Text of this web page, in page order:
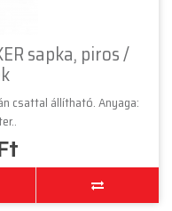
sapka, piros /
csattal állítható. Anyaga: